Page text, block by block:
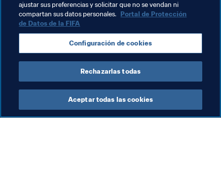
Temas relacionados
Copa Mundial de la FIFA Catar 2022™ Brazil
Colombia England Italy UEFA
ajustar sus preferencias y solicitar que no se vendan ni
compartan sus datos personales. Portal de Protección
de Datos de la FIFA
Configuración de cookies
Rechazarlas todas
Aceptar todas las cookies